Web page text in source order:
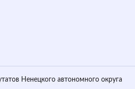
Ненецкого автономного округа